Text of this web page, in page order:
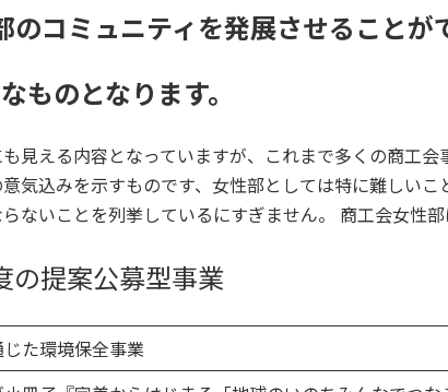
のコミュニティを発展させることが
ものとなります。
見える内容となっていますが、これまで多くの商工
気込みを示すものです、女性部としては特に難しい
ないことを列挙しているにすぎません。 商工会女性
の提案公募型事業
た環境保全事業